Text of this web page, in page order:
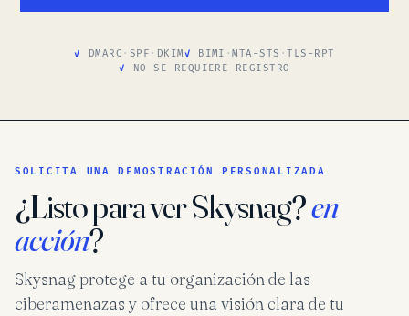
DMARC · SPF · DKIM BIMI ·MTA-STS ·TLS-RPT
NO SE REQUIERE REGISTRO
SOLICITA UNA DEMOSTRACIÓN PERSONALIZADA
¿Listo para ver Skysnag?en
acción?
Skysnag protege a tu organización de las
ciberamenazas y ofrece una visión clara de tu